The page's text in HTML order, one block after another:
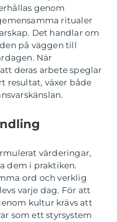
genom
ritualer
Det handlar om
på väggen till
När
deras arbete speglar
resultat, växer både
värderingar,
dem i praktiken.
ord och verklig
varje dag. För att
kultur krävs att
som ett styrsystem